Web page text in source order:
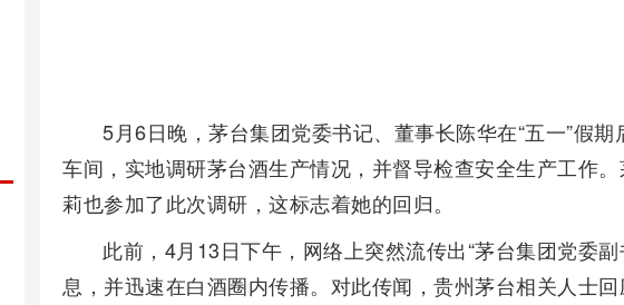
5月6日晚，茅台集团党委书记、董事长陈华在“五一”假
车间，实地调研茅台酒生产情况，并督导检查安全生产工作
莉也参加了此次调研，这标志着她的回归。
此前，4月13日下午，网络上突然流传出“茅台集团党委
息，并迅速在白酒圈内传播。对此传闻，贵州茅台相关人士